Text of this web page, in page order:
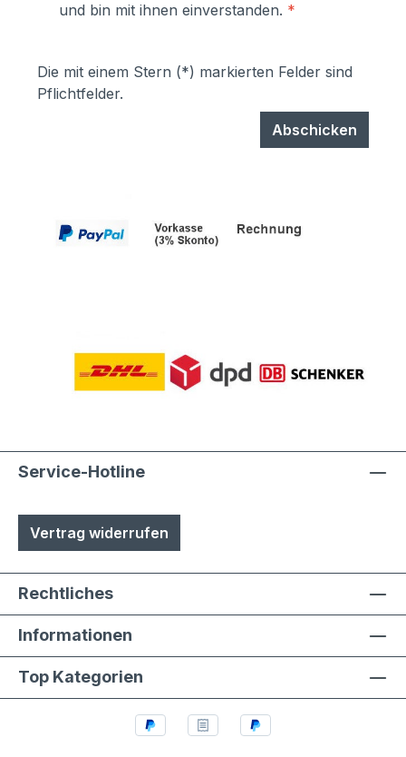
und bin mit ihnen einverstanden. *
Die mit einem Stern (*) markierten Felder sind
Pflichtfelder.
Abschicken
Service-Hotline
Vertrag widerrufen
Rechtliches
Informationen
Top Kategorien